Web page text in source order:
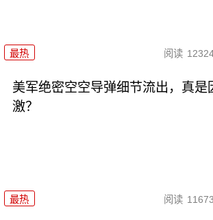
最热 阅读
美军绝密空空导弹细节流出，真是
激？
最热 阅读